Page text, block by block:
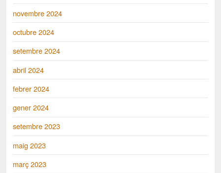
novembre 2024
octubre 2024
setembre 2024
abril 2024
febrer 2024
gener 2024
setembre 2023
maig 2023
març 2023